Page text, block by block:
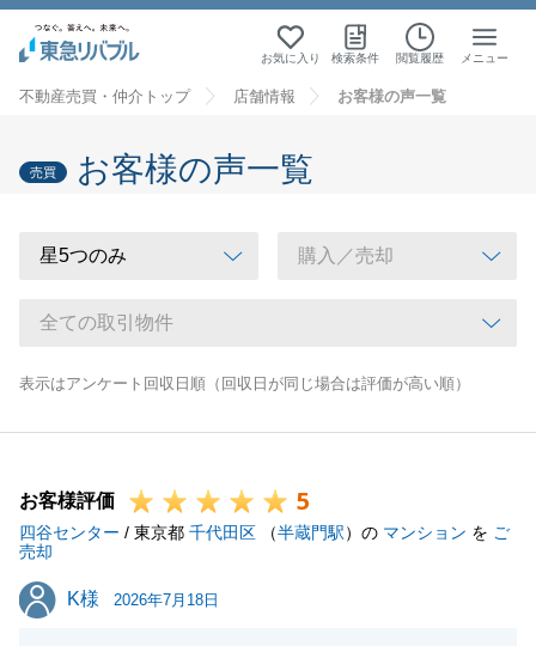
お気に入り 検索条件 閲覧履歴 メニュー
不動産売買・仲介トップ 店舗情報 お客様の声一覧
売買 お客様の声一覧
表示はアンケート回収日順（回収日が同じ場合は評価が高い順）
お客様評価 5
四谷センター / 東京都 千代田区 （半蔵門駅）の マンション を ご
売却
K様
K様 2026年7月18日